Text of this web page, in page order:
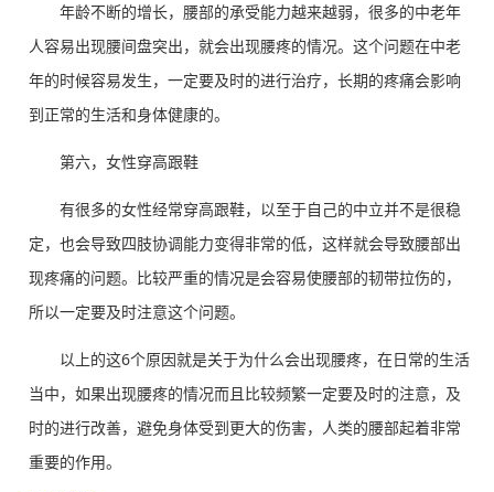
年龄不断的增长，腰部的承受能力越来越弱，很多的中老年
人容易出现腰间盘突出，就会出现腰疼的情况。这个问题在中老
年的时候容易发生，一定要及时的进行治疗，长期的疼痛会影响
到正常的生活和身体健康的。
第六，女性穿高跟鞋
有很多的女性经常穿高跟鞋，以至于自己的中立并不是很稳
定，也会导致四肢协调能力变得非常的低，这样就会导致腰部出
现疼痛的问题。比较严重的情况是会容易使腰部的韧带拉伤的，
所以一定要及时注意这个问题。
以上的这6个原因就是关于为什么会出现腰疼，在日常的生活
当中，如果出现腰疼的情况而且比较频繁一定要及时的注意，及
时的进行改善，避免身体受到更大的伤害，人类的腰部起着非常
重要的作用。